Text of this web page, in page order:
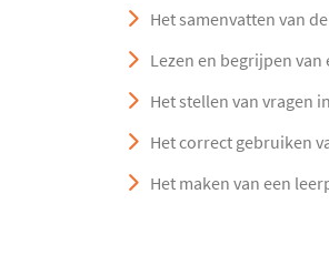
Het samenvatten van
Lezen en begrijpen van
Het stellen van vragen
Het correct gebruiken
Het maken van een